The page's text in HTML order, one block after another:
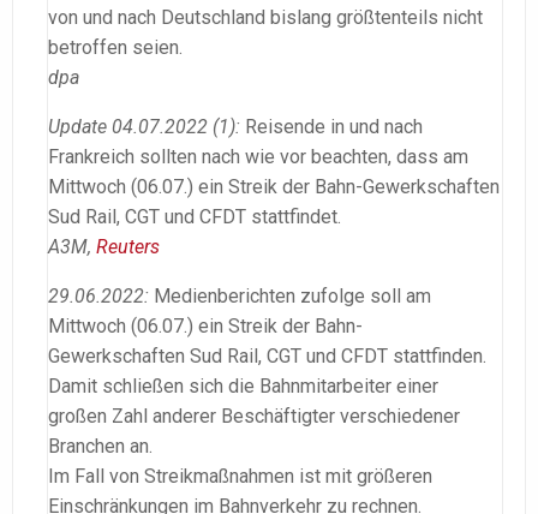
von und nach Deutschland bislang größtenteils nicht
betroffen seien.
dpa
Update 04.07.2022 (1): Reisende in und nach
Frankreich sollten nach wie vor beachten, dass am
Mittwoch (06.07.) ein Streik der Bahn-Gewerkschaften
Sud Rail, CGT und CFDT stattfindet.
A3M, Reuters
29.06.2022: Medienberichten zufolge soll am
Mittwoch (06.07.) ein Streik der Bahn-
Gewerkschaften Sud Rail, CGT und CFDT stattfinden.
Damit schließen sich die Bahnmitarbeiter einer
großen Zahl anderer Beschäftigter verschiedener
Branchen an.
Im Fall von Streikmaßnahmen ist mit größeren
Einschränkungen im Bahnverkehr zu rechnen.